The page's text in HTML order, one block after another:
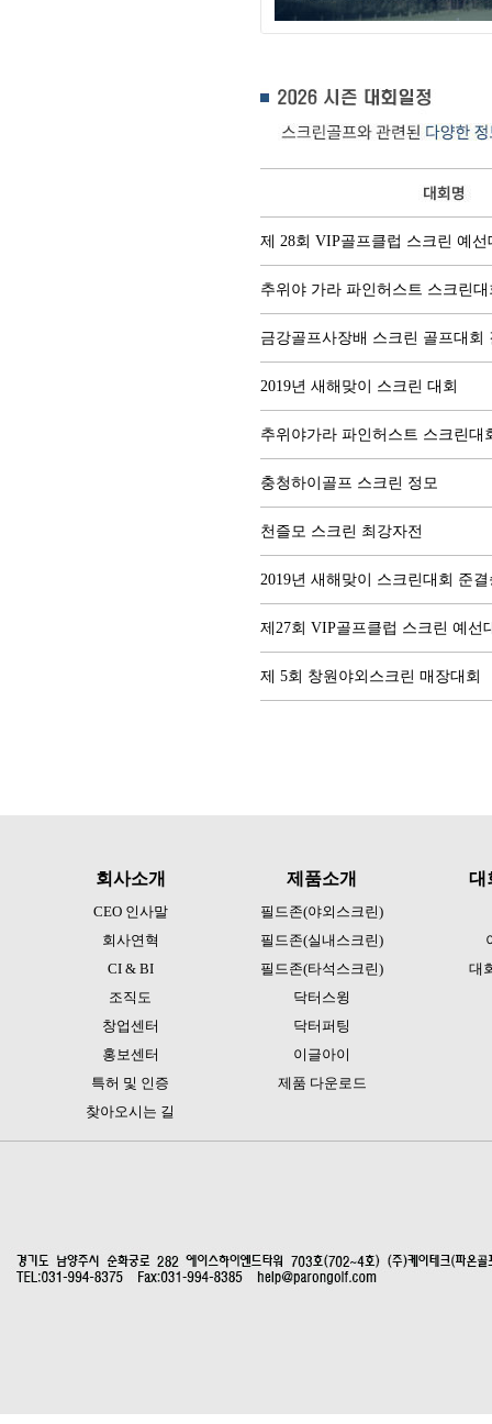
제 28회 VIP골프클럽 스크린 예
추위야 가라 파인허스트 스크린
금강골프사장배 스크린 골프대회
2019년 새해맞이 스크린 대회
추위야가라 파인허스트 스크린대
충청하이골프 스크린 정모
천즐모 스크린 최강자전
2019년 새해맞이 스크린대회 준
제27회 VIP골프클럽 스크린 예선
제 5회 창원야외스크린 매장대회
회사소개
CEO 인사말
회사연혁
CI & BI
조직도
창업센터
홍보센터
특허 및 인증
찾아오시는 길
제품소개
필드존(야외스크린)
필드존(실내스크린)
필드존(타석스크린)
닥터스윙
닥터퍼팅
이글아이
제품 다운로드
대
대